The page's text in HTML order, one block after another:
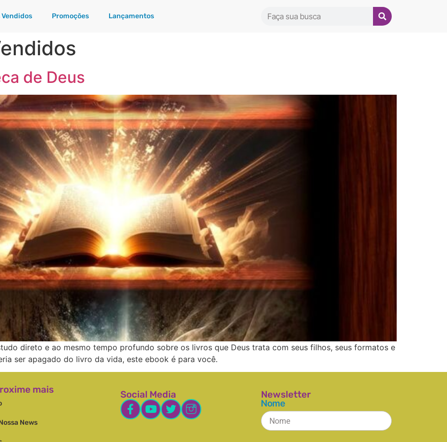
Vendidos Promoções Lançamentos
de Deus
direto e ao mesmo tempo profundo sobre os livros que Deus trata com seus filhos, seus formatos e
ser apagado do livro da vida, este ebook é para você.
mais
News
Social Media Newsletter
Nome